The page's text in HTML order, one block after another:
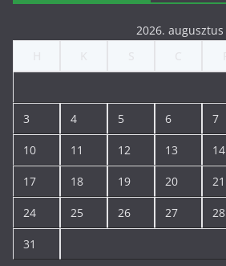
2026. augusztus
3 4 5 6 7
10 11 12 13 14
17 18 19 20 21
24 25 26 27 28
31